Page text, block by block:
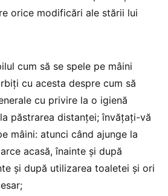
orice modificări ale stării lui
cum să se spele pe mâini
cu acesta despre cum să
cu privire la o igienă
păstrarea distanţei; învăţaţi-vă
mâini: atunci când ajunge la
acasă, înainte şi după
şi după utilizarea toaletei şi ori